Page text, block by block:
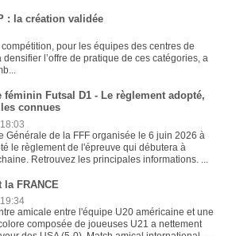
: la création validée
pour les équipes des centres de
l’offre de pratique de ces catégories, a
féminin Futsal D1 - Le règlement adopté,
connues
Générale de la FFF organisée le 6 juin 2026 à
le règlement de l'épreuve qui débutera à
Retrouvez les principales informations. ...
FRANCE
amicale entre l'équipe U20 américaine et une
composée de joueuses U21 a nettement